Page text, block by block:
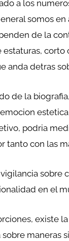
a los
somos
de la
anda detras
de la
podria
tanto con las
sobre
en el
existe
maneras